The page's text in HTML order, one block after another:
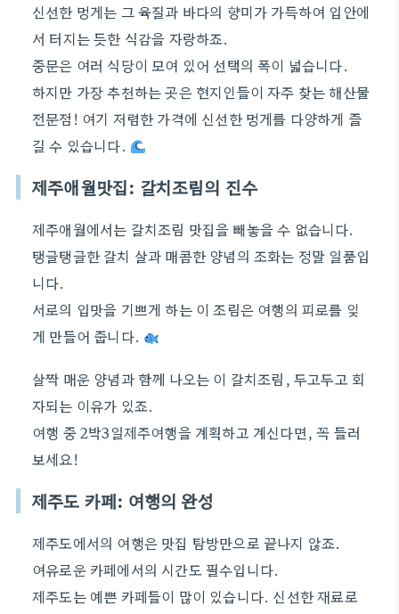
신선한 멍게는 그 육질과 바다의 향미가 가득하여 입안에
서 터지는 듯한 식감을 자랑하죠.
중문은 여러 식당이 모여 있어 선택의 폭이 넓습니다.
하지만 가장 추천하는 곳은 현지인들이 자주 찾는 해산물
전문점! 여기 저렴한 가격에 신선한 멍게를 다양하게 즐
길 수 있습니다.
제주애월맛집: 갈치조림의 진수
제주애월에서는 갈치조림 맛집을 빼놓을 수 없습니다.
탱글탱글한 갈치 살과 매콤한 양념의 조화는 정말 일품입
니다.
서로의 입맛을 기쁘게 하는 이 조림은 여행의 피로를 잊
게 만들어 줍니다.
살짝 매운 양념과 함께 나오는 이 갈치조림, 두고두고 회
자되는 이유가 있죠.
여행 중 2박3일제주여행을 계획하고 계신다면, 꼭 들러
보세요!
제주도 카페: 여행의 완성
제주도에서의 여행은 맛집 탐방만으로 끝나지 않죠.
여유로운 카페에서의 시간도 필수입니다.
제주도는 예쁜 카페들이 많이 있습니다. 신선한 재료로